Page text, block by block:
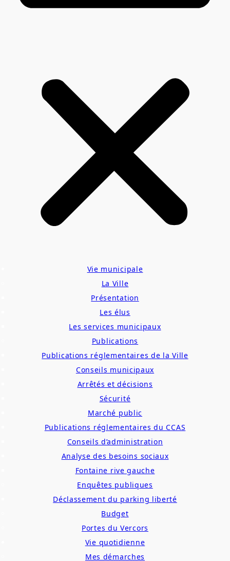
Vie municipale
La Ville
Présentation
Les élus
Les services municipaux
Publications
Publications réglementaires de la Ville
Conseils municipaux
Arrêtés et décisions
Sécurité
Marché public
Publications réglementaires du CCAS
Conseils d’administration
Analyse des besoins sociaux
Fontaine rive gauche
Enquêtes publiques
Déclassement du parking liberté
Budget
Portes du Vercors
Vie quotidienne
Mes démarches